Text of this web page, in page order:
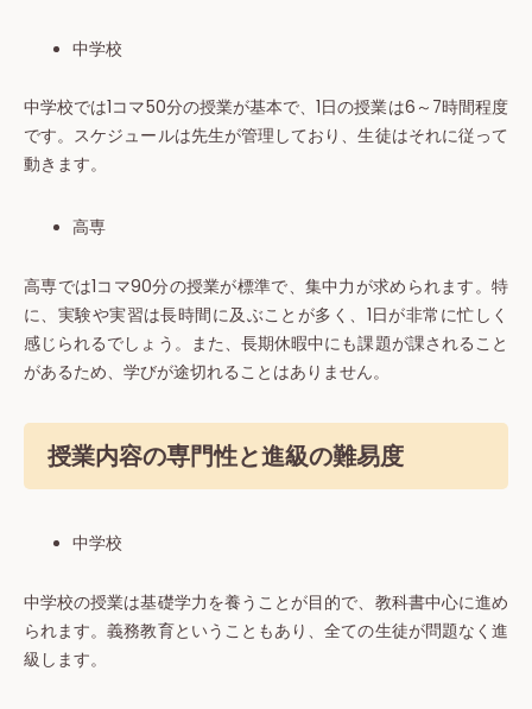
中学校
中学校では1コマ50分の授業が基本で、1日の授業は6～7時間程度
です。スケジュールは先生が管理しており、生徒はそれに従って
動きます。
高専
高専では1コマ90分の授業が標準で、集中力が求められます。特
に、実験や実習は長時間に及ぶことが多く、1日が非常に忙しく
感じられるでしょう。また、長期休暇中にも課題が課されること
があるため、学びが途切れることはありません。
授業内容の専門性と進級の難易度
中学校
中学校の授業は基礎学力を養うことが目的で、教科書中心に進め
られます。義務教育ということもあり、全ての生徒が問題なく進
級します。